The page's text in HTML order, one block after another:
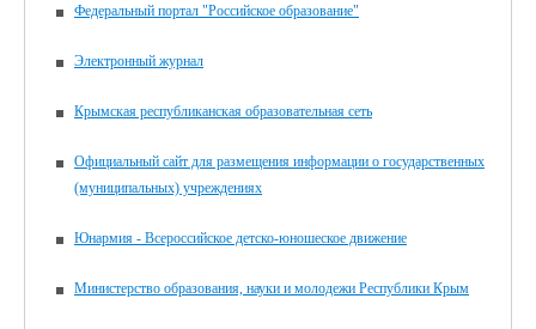
Федеральный портал "Российское образование"
Электронный журнал
Крымская республиканская образовательная сеть
Официальный сайт для размещения информации о государственных
(муниципальных) учреждениях
Юнармия - Всероссийское детско-юношеское движение
Министерство образования, науки и молодежи Республики Крым